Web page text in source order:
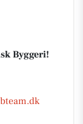
Byggeri!